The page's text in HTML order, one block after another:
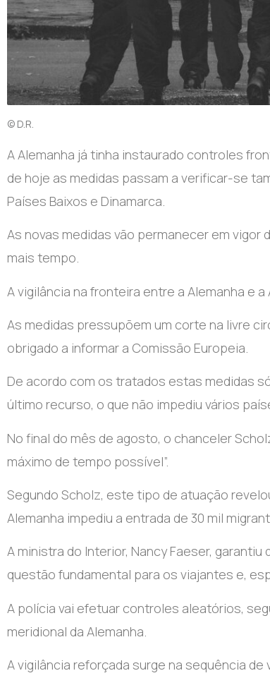
© D.R.
A Alemanha já tinha instaurado controles
de hoje as medidas passam a verificar-se
Países Baixos e Dinamarca.
As novas medidas vão permanecer em
mais tempo.
A vigilância na fronteira entre a Alemanha e
As medidas pressupõem um corte na livre
obrigado a informar a Comissão Europeia.
De acordo com os tratados estas medidas
último recurso, o que não impediu vários
No final do mês de agosto, o chanceler
máximo de tempo possível”.
Segundo Scholz, este tipo de atuação
Alemanha impediu a entrada de 30 mil
A ministra do Interior, Nancy Faeser,
questão fundamental para os viajantes e,
A polícia vai efetuar controles aleatórios,
meridional da Alemanha.
A vigilância reforçada surge na sequência